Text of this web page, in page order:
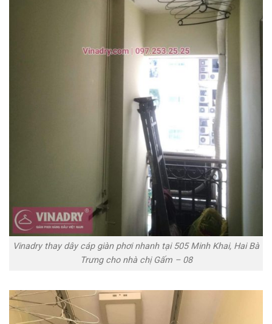
Vinadry thay dây cáp giàn phơi nhanh tại 505 Minh Khai, Hai Bà
Trưng cho nhà chị Gấm – 08